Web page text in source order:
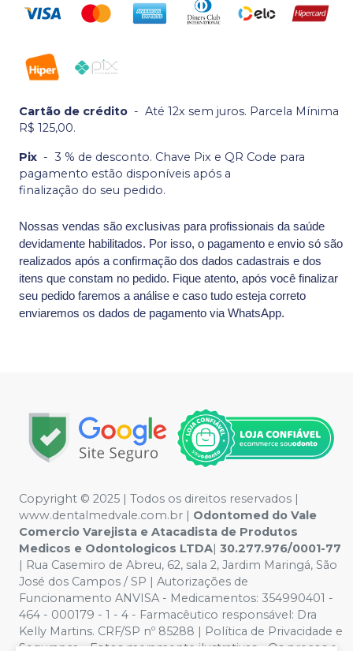
Cartão de crédito - Até 12x sem juros. Parcela Mínima
R$ 125,00.
Pix - 3 % de desconto. Chave Pix e QR Code para
pagamento estão disponíveis após a
finalização do seu pedido.
Nossas vendas são exclusivas para profissionais da saúde
devidamente habilitados. Por isso, o pagamento e envio só são
realizados após a confirmação dos dados cadastrais e dos
itens que constam no pedido. Fique atento, após você finalizar
seu pedido faremos a análise e caso tudo esteja correto
enviaremos os dados de pagamento via WhatsApp.
Copyright © 2025 | Todos os direitos reservados |
www.dentalmedvale.com.br | Odontomed do Vale
Comercio Varejista e Atacadista de Produtos
Medicos e Odontologicos LTDA| 30.277.976/0001-77
| Rua Casemiro de Abreu, 62, sala 2, Jardim Maringá, São
José dos Campos / SP | Autorizações de
Funcionamento ANVISA - Medicamentos: 354990401 -
464 - 000179 - 1 - 4 - Farmacêutico responsável: Dra
Kelly Martins. CRF/SP nº 85288 | Política de Privacidade e
Segurança - Fotos meramente ilustrativas - Os preços e